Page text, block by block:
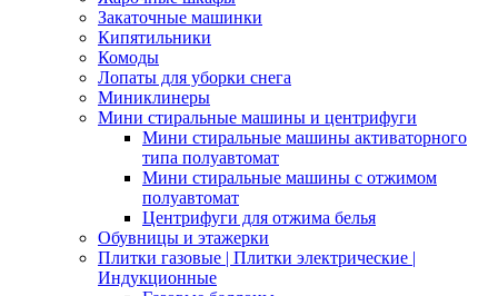
Закаточные машинки
Кипятильники
Комоды
Лопаты для уборки снега
Миниклинеры
Мини стиральные машины и центрифуги
Мини стиральные машины активаторного
типа полуавтомат
Мини стиральные машины с отжимом
полуавтомат
Центрифуги для отжима белья
Обувницы и этажерки
Плитки газовые | Плитки электрические |
Индукционные